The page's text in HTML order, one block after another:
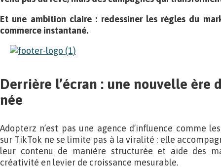
Et une ambition claire : redessiner les règles du
commerce instantané.
Derrière l’écran : une nouvelle ère
née
Adopterz n’est pas une agence d’influence comme
sur TikTok ne se limite pas à la viralité : elle
leur contenu de manière structurée et aide des
créativité en levier de croissance mesurable.